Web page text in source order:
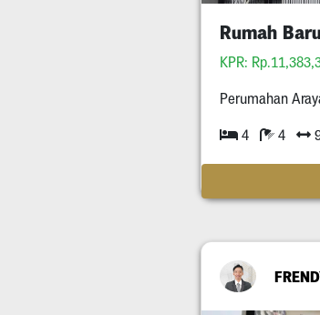
Rumah
KPR:
Perumahan
4 4